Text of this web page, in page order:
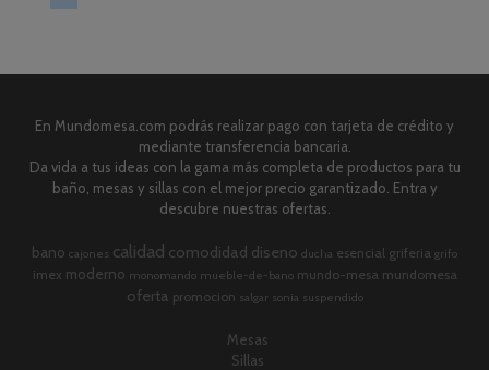
En Mundomesa.com podrás realizar pago con tarjeta de crédito y
mediante transferencia bancaria.
Da vida a tus ideas con la gama más completa de productos para tu
baño, mesas y sillas con el mejor precio garantizado. Entra y
descubre nuestras ofertas.
bano cajones calidad comodidad diseno ducha esencial griferia grifo
imex moderno monomando mueble-de-bano mundo-mesa mundomesa
oferta promocion salgar sonia suspendido
Mesas
Sillas